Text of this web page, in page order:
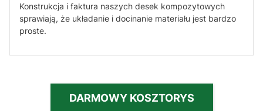
Konstrukcja i faktura naszych desek kompozytowych
sprawiają, że układanie i docinanie materiału jest bardzo
proste.
DARMOWY KOSZTORYS